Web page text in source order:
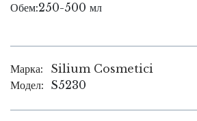
Обем:250-500 мл
Марка:
Silium Cosmetici
Модел: S5230